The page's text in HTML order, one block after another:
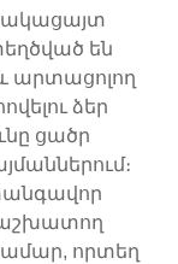
են
և արտացոլող
ձեր
ցածր
աշխատող
որտեղ